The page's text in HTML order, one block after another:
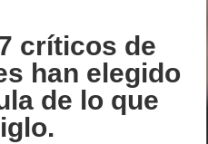
críticos de
han elegido
de lo que